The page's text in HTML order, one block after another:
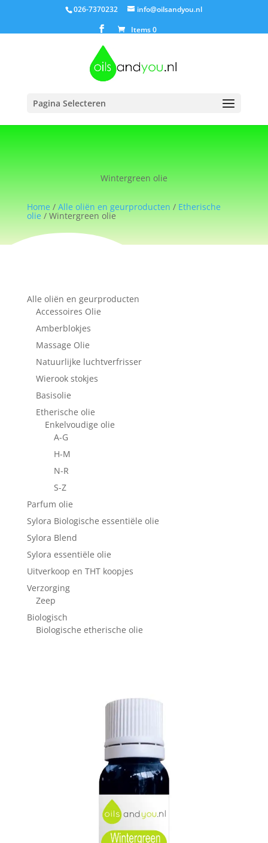
026-7370232
info@oilsandyou.nl
Items 0
Pagina Selecteren
Wintergreen olie
Home / Alle oliën en geurproducten / Etherische
olie / Wintergreen olie
Alle oliën en geurproducten
Accessoires Olie
Amberblokjes
Massage Olie
Natuurlijke luchtverfrisser
Wierook stokjes
Basisolie
Etherische olie
Enkelvoudige olie
A-G
H-M
N-R
S-Z
Parfum olie
Sylora Biologische essentiële olie
Sylora Blend
Sylora essentiële olie
Uitverkoop en THT koopjes
Verzorging
Zeep
Biologisch
Biologische etherische olie